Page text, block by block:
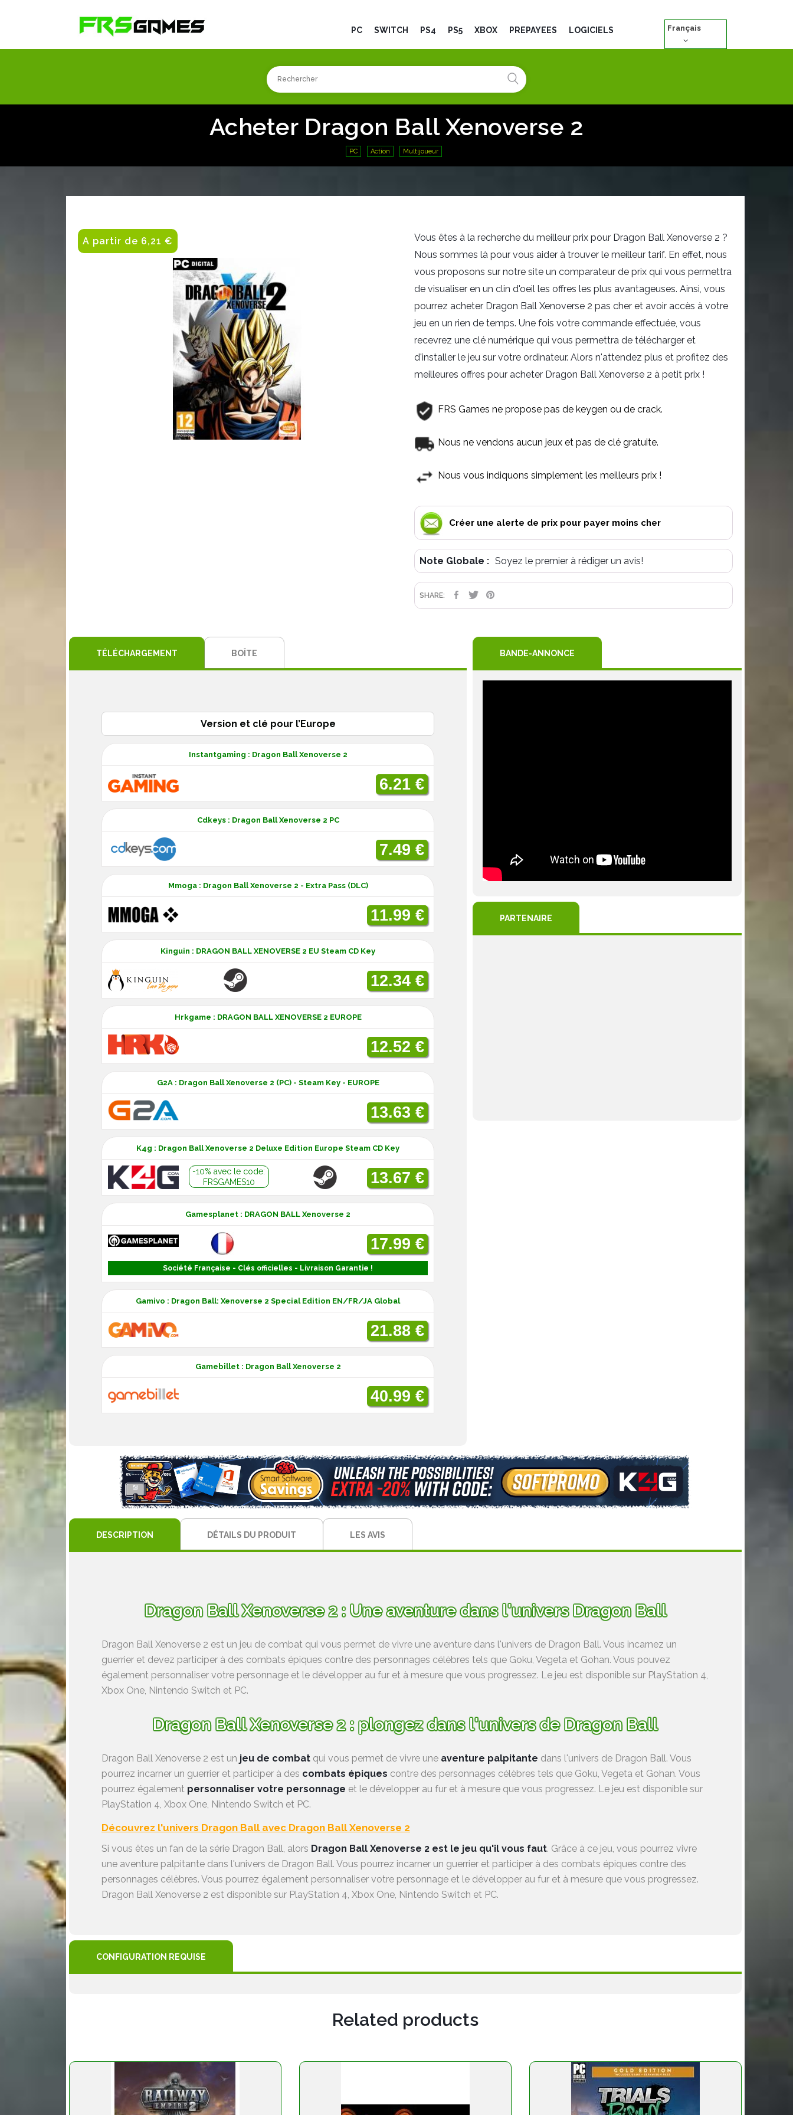
PC SWITCH PS4 PS5 XBOX PRÉPAYÉES LOGICIELS Français
Acheter Dragon Ball Xenoverse 2
PC Action Multijoueur
A partir de 6,21 €
Vous êtes à la recherche du meilleur prix pour Dragon Ball Xenoverse 2 ?
Nous sommes là pour vous aider à trouver le meilleur tarif. En effet, nous
vous proposons sur notre site un comparateur de prix qui vous permettra
de visualiser en un clin d'oeil les offres les plus avantageuses. Ainsi, vous
pourrez acheter Dragon Ball Xenoverse 2 pas cher et avoir accès à votre
jeu en un rien de temps. Une fois votre commande effectuée, vous
recevrez une clé numérique qui vous permettra de télécharger et
d'installer le jeu sur votre ordinateur. Alors n'attendez plus et profitez des
meilleures offres pour acheter Dragon Ball Xenoverse 2 à petit prix !
FRS Games ne propose pas de keygen ou de crack.
Nous ne vendons aucun jeux et pas de clé gratuite.
Nous vous indiquons simplement les meilleurs prix !
Créer une alerte de prix pour payer moins cher
Note Globale : Soyez le premier à rédiger un avis!
SHARE: PARTAGER
TWEET
TÉLÉCHARGEMENT BOÎTE
Version et clé pour l’Europe
Instantgaming : Dragon Ball Xenoverse 2
6.21 €
Cdkeys : Dragon Ball Xenoverse 2 PC
7.49 €
Mmoga : Dragon Ball Xenoverse 2 - Extra Pass (DLC)
11.99 €
Kinguin : DRAGON BALL XENOVERSE 2 EU Steam CD Key
12.34 €
Hrkgame : DRAGON BALL XENOVERSE 2 EUROPE
12.52 €
G2A : Dragon Ball Xenoverse 2 (PC) - Steam Key - EUROPE
13.63 €
K4g : Dragon Ball Xenoverse 2 Deluxe Edition Europe Steam CD Key
-10% avec le code:
FRSGAMES10
13.67 €
Gamesplanet : DRAGON BALL Xenoverse 2
17.99 €
Société Française - Clés officielles - Livraison Garantie !
Gamivo : Dragon Ball: Xenoverse 2 Special Edition EN/FR/JA Global
21.88 €
Gamebillet : Dragon Ball Xenoverse 2
40.99 €
BANDE-ANNONCE
PARTENAIRE
DESCRIPTION DÉTAILS DU PRODUIT LES AVIS
Dragon Ball Xenoverse 2 : Une aventure dans l'univers Dragon Ball
Dragon Ball Xenoverse 2 est un jeu de combat qui vous permet de vivre une aventure dans l'univers de Dragon Ball. Vous incarnez un
guerrier et devez participer à des combats épiques contre des personnages célèbres tels que Goku, Vegeta et Gohan. Vous pouvez
également personnaliser votre personnage et le développer au fur et à mesure que vous progressez. Le jeu est disponible sur PlayStation 4,
Xbox One, Nintendo Switch et PC.
Dragon Ball Xenoverse 2 : plongez dans l'univers de Dragon Ball
Dragon Ball Xenoverse 2 est un jeu de combat qui vous permet de vivre une aventure palpitante dans l'univers de Dragon Ball. Vous
pourrez incarner un guerrier et participer à des combats épiques contre des personnages célèbres tels que Goku, Vegeta et Gohan. Vous
pourrez également personnaliser votre personnage et le développer au fur et à mesure que vous progressez. Le jeu est disponible sur
PlayStation 4, Xbox One, Nintendo Switch et PC.
Découvrez l'univers Dragon Ball avec Dragon Ball Xenoverse 2
Si vous êtes un fan de la série Dragon Ball, alors Dragon Ball Xenoverse 2 est le jeu qu'il vous faut. Grâce à ce jeu, vous pourrez vivre
une aventure palpitante dans l'univers de Dragon Ball. Vous pourrez incarner un guerrier et participer à des combats épiques contre des
personnages célèbres. Vous pourrez également personnaliser votre personnage et le développer au fur et à mesure que vous progressez.
Dragon Ball Xenoverse 2 est disponible sur PlayStation 4, Xbox One, Nintendo Switch et PC.
CONFIGURATION REQUISE
Related products